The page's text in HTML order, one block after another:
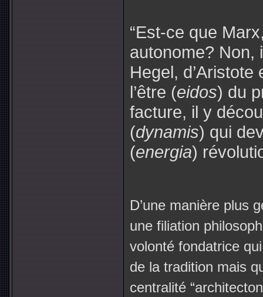
“Est-ce que
autonome? Non,
Hegel,
l’être (eidos) du
facture, il y
(dynamis) qui
(energia)
D’une manière plus
une filiation
volonté fondatrice
de la tradition mais
centralité